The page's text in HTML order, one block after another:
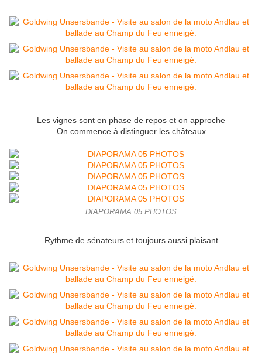
Les vignes sont en phase de repos et on approche
On commence à distinguer les châteaux
DIAPORAMA 05 PHOTOS
Rythme de sénateurs et toujours aussi plaisant